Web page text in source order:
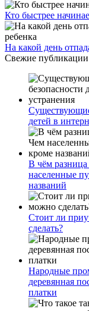
Кто быстрее
На какой день
Свежие публикации
детей в
В чём
населенные
названий
Стоит ли
сделать?
Народные
деревянная
платки